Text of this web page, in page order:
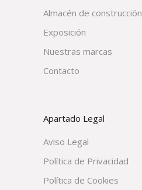
Almacén de construcción
Exposición
Nuestras marcas
Contacto
Apartado Legal
Aviso Legal
Política de Privacidad
Política de Cookies